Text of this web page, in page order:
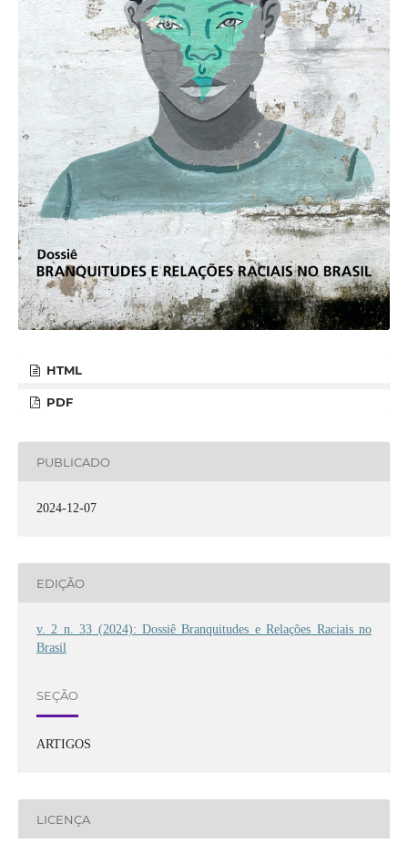
HTML
PDF
PUBLICADO
2024-12-07
EDIÇÃO
v. 2 n. 33 (2024): Dossiê Branquitudes e Relações Raciais no
Brasil
SEÇÃO
ARTIGOS
LICENÇA